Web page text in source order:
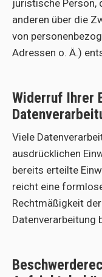
juristische Person,
anderen über die
von
Adressen o. Ä.)
Widerruf Ihrer
Viele
ausdrücklichen
bereits erteilte
reicht eine
Rechtmäßigkeit
Datenverarbeitung